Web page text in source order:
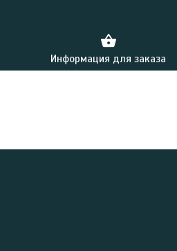
Информация для заказа